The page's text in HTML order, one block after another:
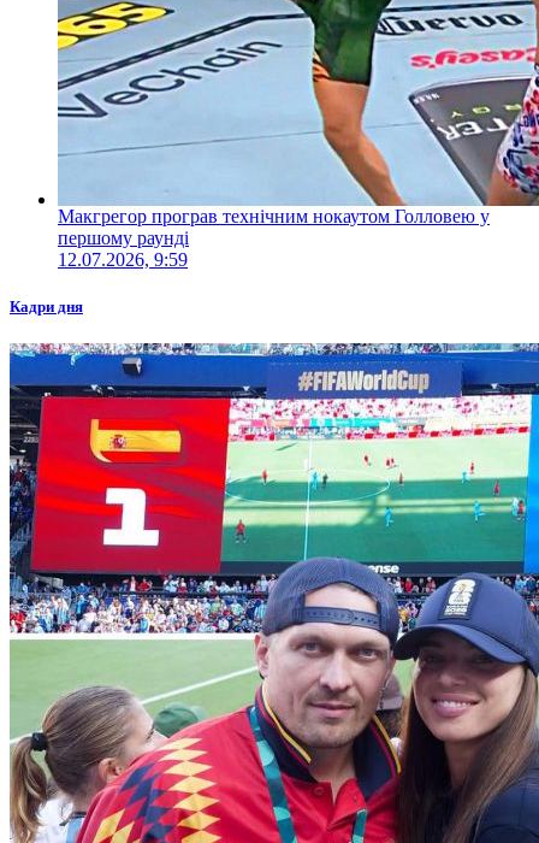
Макгрегор програв технічним нокаутом Голловею у
першому раунді
12.07.2026, 9:59
Кадри дня